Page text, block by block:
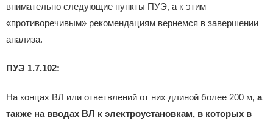
внимательно следующие пункты ПУЭ, а к этим
«противоречивым» рекомендациям вернемся в завершении
анализа.
ПУЭ 1.7.102:
На концах ВЛ или ответвлений от них длиной более 200 м, а
также на вводах ВЛ к электроустановкам, в которых в